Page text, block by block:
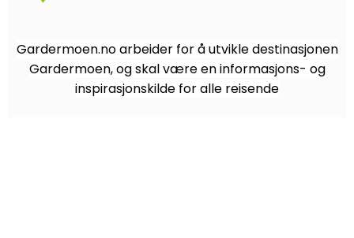
Gardermoen.no arbeider for å utvikle destinasjonen
Gardermoen, og skal være en informasjons- og
inspirasjonskilde for alle reisende